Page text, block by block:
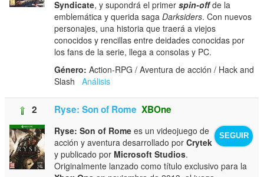
Syndicate, y supondrá el primerspin-offde la
emblemática y querida sagaDarksiders. Con nuevos
personajes, una historia que traerá a viejos
conocidos y rencillas entre deidades conocidas por
los fans de la serie, llega a consolas y PC.
Género: Action-RPG / Aventura de acción / Hack and
SlashAnálisis
2 Ryse: Son of Rome XBOne
SEGUIR
Ryse: Son of Rome es un videojuego de
acción y aventura desarrollado porCrytek
y publicado por Microsoft Studios.
Originalmente lanzado como título exclusivo para la